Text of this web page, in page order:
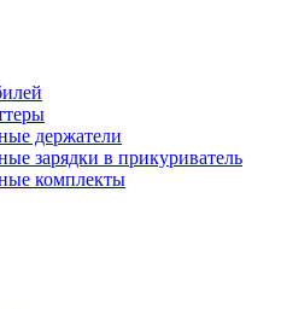
держатели
зарядки в прикуриватель
комплекты